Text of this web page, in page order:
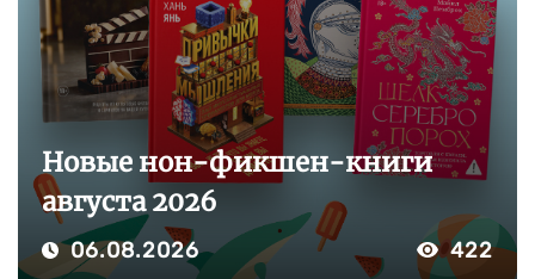
Новые нон-фикшен-книги
августа 2026
06.08.2026 422